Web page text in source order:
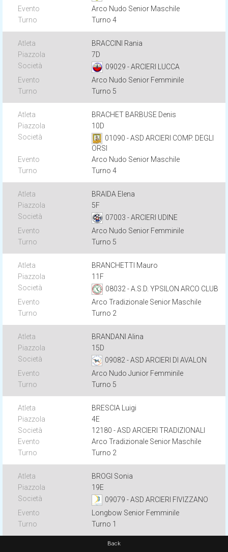
Arco Nudo Senior Maschile
Turno 4
BRACCINI Rania
7D
09029 - ARCIERI LUCCA
Arco Nudo Senior Femminile
Turno 5
BRACHET BARBUSE Denis
10D
01090 - ASD ARCIERI COMP. DEGLI
ORSI
Arco Nudo Senior Maschile
Turno 4
BRAIDA Elena
5F
07003 - ARCIERI UDINE
Arco Nudo Senior Femminile
Turno 5
BRANCHETTI Mauro
11F
08032 - A.S.D. YPSILON ARCO CLUB
Arco Tradizionale Senior Maschile
Turno 2
BRANDANI Alina
15D
09082 - ASD ARCIERI DI AVALON
Arco Nudo Junior Femminile
Turno 5
BRESCIA Luigi
4E
12180 - ASD ARCIERI TRADIZIONALI
Arco Tradizionale Senior Maschile
Turno 2
BROGI Sonia
19E
09079 - ASD ARCIERI FIVIZZANO
Longbow Senior Femminile
Turno 1
BRUNETTI Manuel
Back